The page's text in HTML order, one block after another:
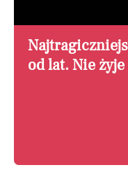
od lat. Nie